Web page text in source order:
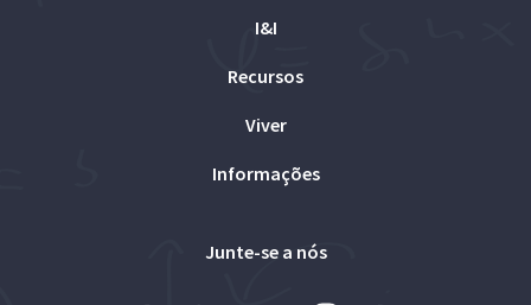
I&I
Recursos
Viver
Informações
Junte-se a nós